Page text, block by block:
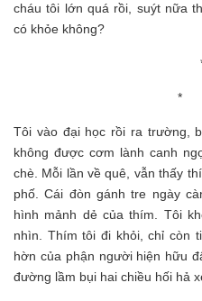
cháu tôi lớn quá rồi, suýt nữa
có khỏe không?
*
Tôi vào đại học rồi ra trường,
không được cơm lành canh
chè. Mỗi lần về quê, vẫn thấy
phố. Cái đòn gánh tre ngày
hình mảnh dẻ của thím. Tôi
nhìn. Thím tôi đi khỏi, chỉ còn
hờn của phận người hiện hữu
đường lầm bụi hai chiều hối hả